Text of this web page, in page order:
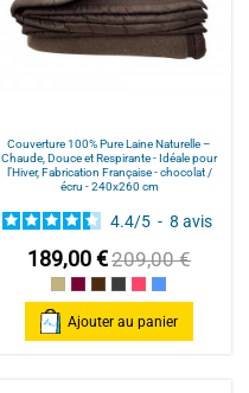
Couverture 100% Pure Laine Naturelle –
Chaude, Douce et Respirante - Idéale pour
l’Hiver, Fabrication Française - chocolat /
écru - 240x260 cm
4.4/5 - 8avis
189,00 €209,00 €
Ecruprune / écru
chocolat / écru
gris / écru
Fuchsia / écru
Bleu / écru
Ajouter au panier